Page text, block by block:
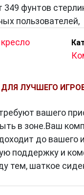
349 фунтов
пользователей,
кресло
ЛУЧШЕГО
вашего
в зоне.Ваш
до вашего
поддержку и
тем, шаткое